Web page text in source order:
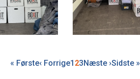
Første
« FørsteForrige
‹ ForrigeSide
1 Side
2Side
3Næste
Næste ›Sidste
Sidste »